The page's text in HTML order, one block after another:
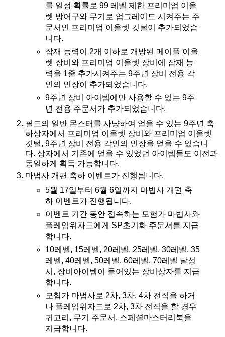
를 일정 확률로 99 레벨 제한 프리미엄 이올
렛 방어구와 무기로 업그레이드 시켜주는 주
문서인 프리미엄 이올렛 깃털이 추가되었습
니다.
잠재 능력이 2개 이하로 개방된 메이플 이올
렛 장비와 프리미엄 이올렛 장비에 잠재 능
력을 1줄 추가시켜주는 9주년 장비 전용 각
인의 인장이 추가되었습니다.
9주년 장비 아이템에만 사용할 수 있는 9주
년 전용 주문서가 추가되었습니다.
필드의 일반 몬스터를 사냥하여 얻을 수 있는 9주년 축
하상자에서 프리미엄 이올렛 장비와 프리미엄 이올렛
깃털, 9주년 장비 전용 각인의 인장을 얻을 수 있습니
다. 상자에서 기존에 얻을 수 있었던 아이템들도 이전과
동일하게 획득 가능합니다.
마법사 개편 축하 이벤트가 진행됩니다.
5월 17일부터 6월 6일까지 마법사 개편 축
하 이벤트가 진행됩니다.
이벤트 기간 동안 접속하는 모험가 마법사와
플레임위자드에게 SP초기화 주문서를 지급
합니다.
10레벨, 15레벨, 20레벨, 25레벨, 30레벨, 35
레벨, 40레벨, 50레벨, 60레벨, 70레벨 달성
시, 장비아이템이 들어있는 장비상자를 지급
합니다.
모험가 마법사로 2차, 3차, 4차 전직을 하거
나 플레임위자드로 2차, 3차 전직을 할 경우
귀고리, 무기 주문서, 스페셜마스터리북을
지급합니다.